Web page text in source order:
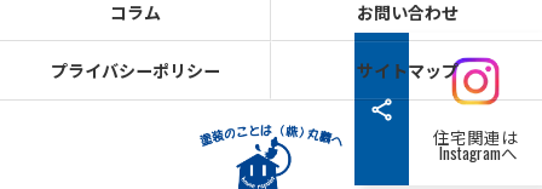
住宅関連は
Instagramへ
コラム お問い合わせ
プライバシーポリシー サイトマップ